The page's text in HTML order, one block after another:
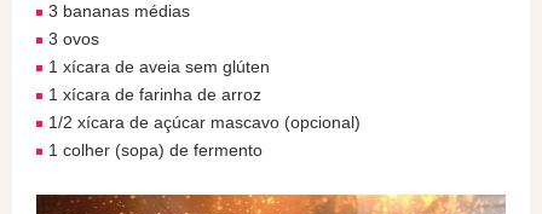
3 bananas médias
3 ovos
1 xícara de aveia sem glúten
1 xícara de farinha de arroz
1/2 xícara de açúcar mascavo (opcional)
1 colher (sopa) de fermento